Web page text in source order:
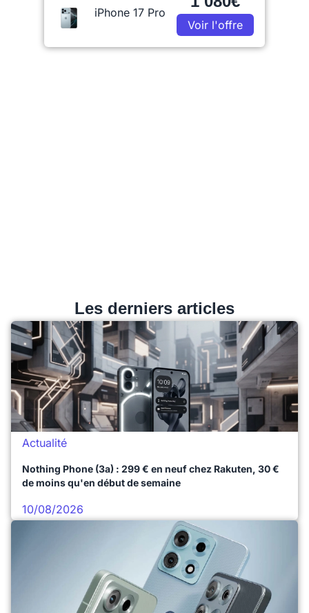
iPhone 17 Pro
Voir l'offre
Les derniers articles
Actualité
Nothing Phone (3a) : 299 € en neuf chez Rakuten, 30 €
de moins qu'en début de semaine
10/08/2026